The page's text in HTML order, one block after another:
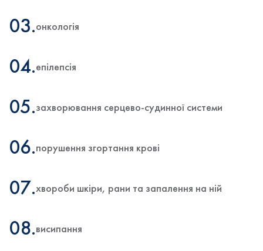
03.онкологія
04.епілепсія
05.захворювання серцево-судинної системи
06.порушення згортання крові
07.хвороби шкіри, рани та запалення на ній
08.висипання